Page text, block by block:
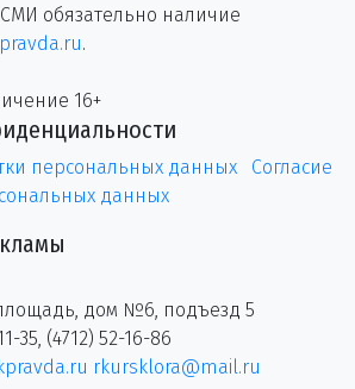
обязательно наличие
.
16+
персональных данных
Согласие
данных
площадь, дом №6, подъезд 5
35, (4712) 52-16-86
rkursklora@mail.ru